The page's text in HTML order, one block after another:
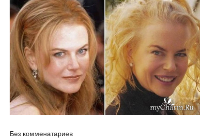
Без комменатариев